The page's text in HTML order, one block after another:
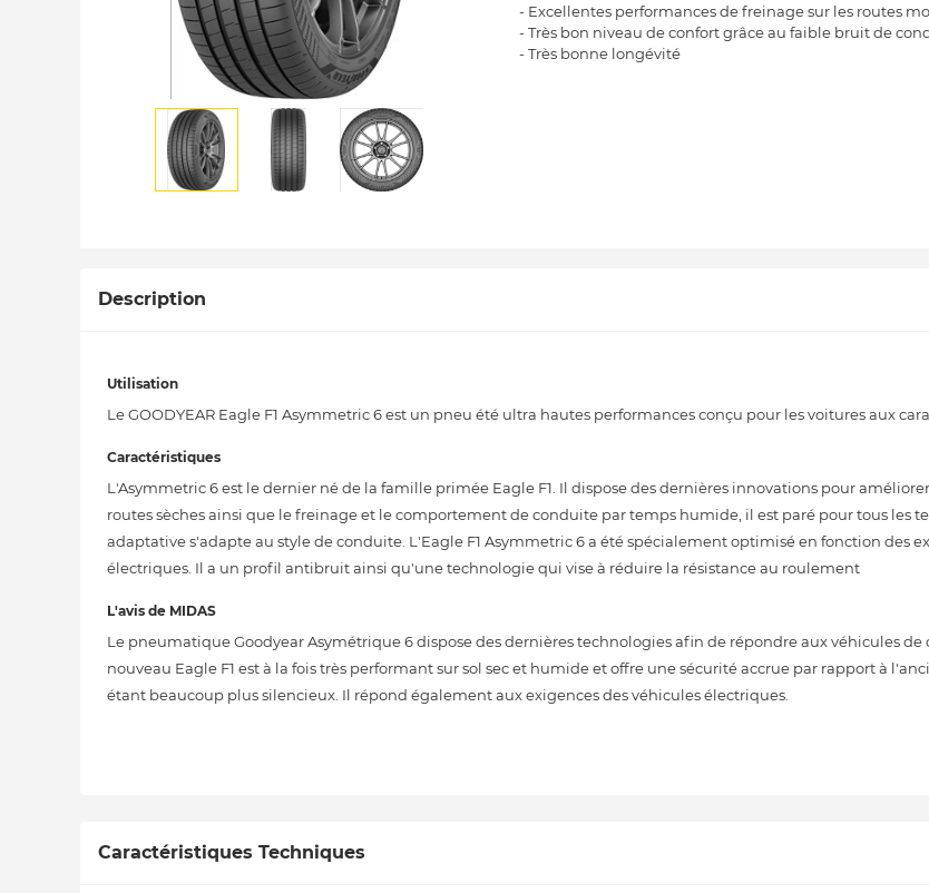
- Excellentes performances de freinage sur les routes
- Très bon niveau de confort grâce au faible bruit de
- Très bonne longévité
Description
Utilisation
Le GOODYEAR Eagle F1 Asymmetric 6 est un pneu été ultra hautes performances conçu pour les voitures aux
Caractéristiques
L'Asymmetric 6 est le dernier né de la famille primée Eagle F1. Il dispose des dernières innovations pour
routes sèches ainsi que le freinage et le comportement de conduite par temps humide, il est paré pour tous les
adaptative s'adapte au style de conduite. L'Eagle F1 Asymmetric 6 a été spécialement optimisé en fonction des
électriques. Il a un profil antibruit ainsi qu'une technologie qui vise à réduire la résistance au roulement
L'avis de MIDAS
Le pneumatique Goodyear Asymétrique 6 dispose des dernières technologies afin de répondre aux véhicules de
nouveau Eagle F1 est à la fois très performant sur sol sec et humide et offre une sécurité accrue par rapport à
étant beaucoup plus silencieux. Il répond également aux exigences des véhicules électriques.
Caractéristiques Techniques